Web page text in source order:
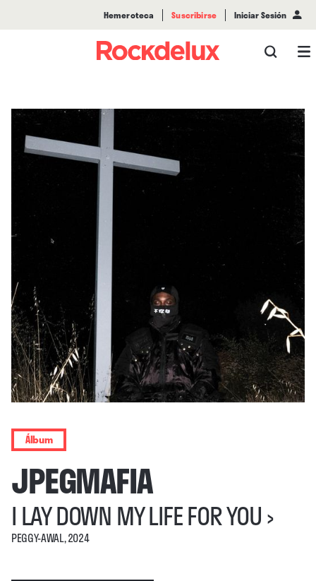
Hemeroteca Suscribirse Iniciar Sesión
Álbum
JPEGMAFIA
I LAY DOWN MY LIFE FOR YOU›
PEGGY-AWAL, 2024